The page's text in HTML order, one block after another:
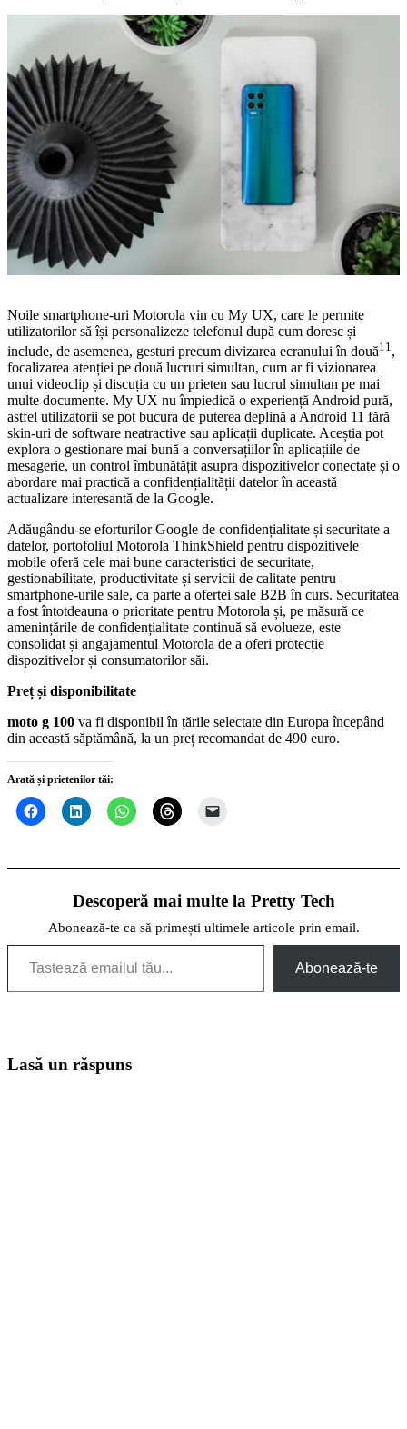
Noile smartphone-uri Motorola vin cu My UX, care le permite
utilizatorilor să își personalizeze telefonul după cum doresc și
include, de asemenea, gesturi precum divizarea ecranului în două11 ,
focalizarea atenției pe două lucruri simultan, cum ar fi vizionarea
unui videoclip și discuția cu un prieten sau lucrul simultan pe mai
multe documente. My UX nu împiedică o experiență Android pură,
astfel utilizatorii se pot bucura de puterea deplină a Android 11 fără
skin-uri de software neatractive sau aplicații duplicate. Aceștia pot
explora o gestionare mai bună a conversațiilor în aplicațiile de
mesagerie, un control îmbunătățit asupra dispozitivelor conectate și o
abordare mai practică a confidențialității datelor în această
actualizare interesantă de la Google.
Adăugându-se eforturilor Google de confidențialitate și securitate a
datelor, portofoliul Motorola ThinkShield pentru dispozitivele
mobile oferă cele mai bune caracteristici de securitate,
gestionabilitate, productivitate și servicii de calitate pentru
smartphone-urile sale, ca parte a ofertei sale B2B în curs. Securitatea
a fost întotdeauna o prioritate pentru Motorola și, pe măsură ce
amenințările de confidențialitate continuă să evolueze, este
consolidat și angajamentul Motorola de a oferi protecție
dispozitivelor și consumatorilor săi.
Preț și disponibilitate
moto g 100 va fi disponibil în țările selectate din Europa începând
din această săptămână, la un preț recomandat de 490 euro.
Arată și prietenilor tăi:
Descoperă mai multe la Pretty Tech
Abonează-te ca să primești ultimele articole prin email.
Tastează emailul tău...
Abonează-te
Lasă un răspuns